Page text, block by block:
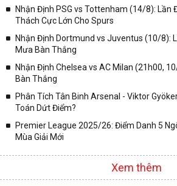
✓ VĐQG Đức;
✓ VĐQG Pháp;
✓ Liên Đoàn Anh;
✓ U23 Châu Á;
✓ Euro 2020;
✓ VLWC KV Châu Á;
✓ Các giải đấu bóng đá khác.
Nhận Định PSG vs Tottenham (14/8): Lần
Thách Cực Lớn Cho Spurs
Nhận Định Dortmund vs Juventus (10/8):
Mưa Bàn Thắng
Nhận Định Chelsea vs AC Milan (21h00,
Bàn Thắng
Phân Tích Tân Binh Arsenal - Viktor
Toán Dứt Điểm?
Premier League 2025/26: Điểm Danh 5
Mùa Giải Mới
Xem thêm